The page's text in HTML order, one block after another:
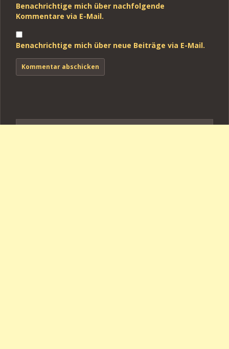
Benachrichtige mich über nachfolgende
Kommentare via E-Mail.
Benachrichtige mich über neue Beiträge via E-Mail.